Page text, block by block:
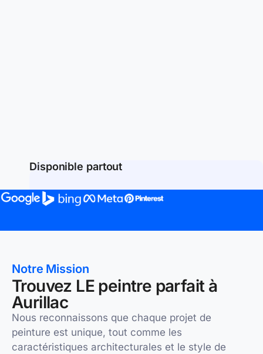
Disponible partout
Notre Mission
Trouvez LE peintre parfait à
Aurillac
Nous reconnaissons que chaque projet de
peinture est unique, tout comme les
caractéristiques architecturales et le style de